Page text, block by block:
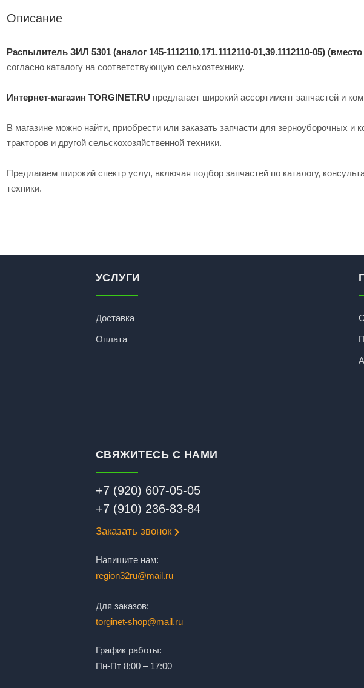
Описание
Распылитель ЗИЛ 5301 (аналог 145-1112110,171.1112110-01,39.1112110-05)
согласно каталогу на соответствующую сельхозтехнику.
Интернет-магазин TORGINET.RU предлагает широкий ассортимент запчастей и
В магазине можно найти, приобрести или заказать запчасти для зерноуборочных
тракторов и другой сельскохозяйственной техники.
Предлагаем широкий спектр услуг, включая подбор запчастей по каталогу,
техники.
УСЛУГИ
Доставка
Оплата
СВЯЖИТЕСЬ С НАМИ
+7 (920) 607-05-05
+7 (910) 236-83-84
Заказать звонок
Напишите нам:
region32ru@mail.ru
Для заказов:
torginet-shop@mail.ru
График работы:
Пн-Пт 8:00 – 17:00